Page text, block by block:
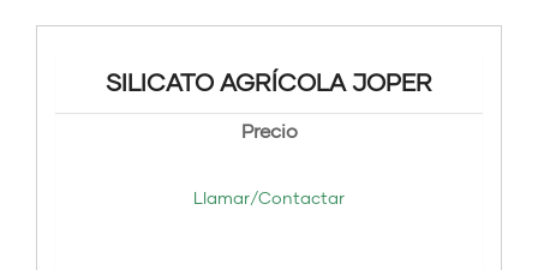
SILICATO AGRÍCOLA JOPER
Precio
Llamar/Contactar